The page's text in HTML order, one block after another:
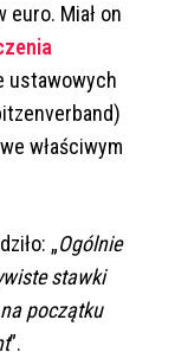
Miał on
ustawowych
właściwym
„Ogólnie
stawki
początku
”.